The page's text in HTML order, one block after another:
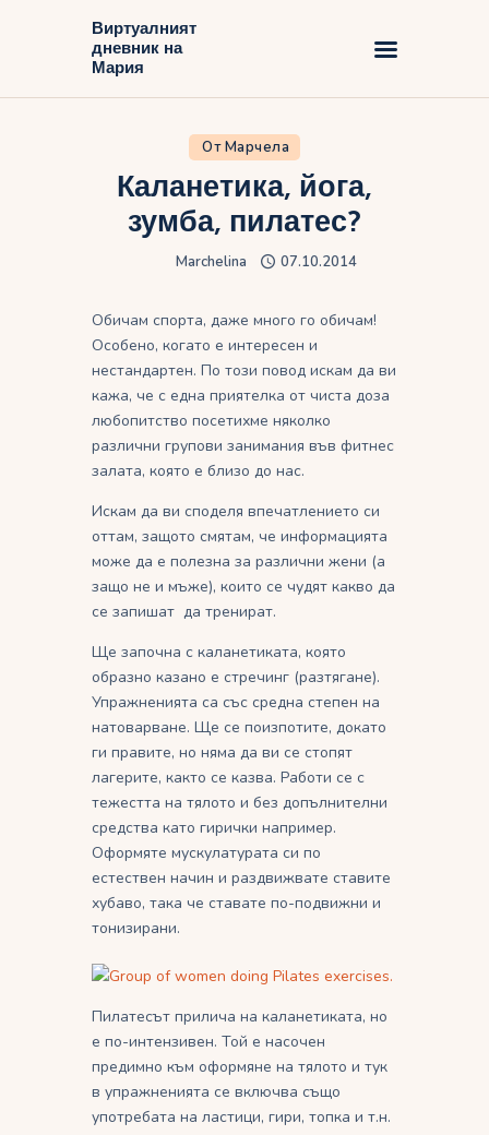
Виртуалният
дневник на
Мария
Виртуалният дневник на Мария
От Марчела
Каланетика, йога,
зумба, пилатес?
Marchelina 07.10.2014
Обичам спорта, даже много го обичам!
Особено, когато е интересен и
нестандартен. По този повод искам да ви
кажа, че с една приятелка от чиста доза
любопитство посетихме няколко
различни групови занимания във фитнес
залата, която е близо до нас.
Искам да ви споделя впечатлението си
оттам, защото смятам, че информацията
може да е полезна за различни жени (а
защо не и мъже), които се чудят какво да
се запишат да тренират.
Ще започна с каланетиката, която
образно казано е стречинг (разтягане).
Упражненията са със средна степен на
натоварване. Ще се поизпотите, докато
ги правите, но няма да ви се стопят
лагерите, както се казва. Работи се с
тежестта на тялото и без допълнителни
средства като гирички например.
Оформяте мускулатурата си по
естествен начин и раздвижвате ставите
хубаво, така че ставате по-подвижни и
тонизирани.
Пилатесът прилича на каланетиката, но
е по-интензивен. Той е насочен
предимно към оформяне на тялото и тук
в упражненията се включва също
употребата на ластици, гири, топка и т.н.